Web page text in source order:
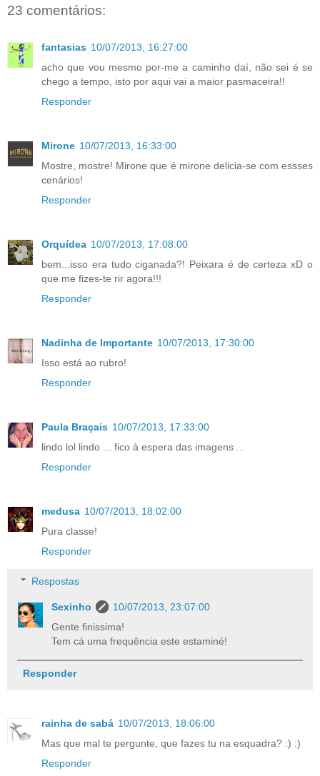
23 comentários:
fantasias 10/07/2013, 16:27:00
acho que vou mesmo por-me a caminho daí, não sei é se
chego a tempo, isto por aqui vai a maior pasmaceira!!
Responder
Mirone 10/07/2013, 16:33:00
Mostre, mostre! Mirone que é mirone delicia-se com essses
cenários!
Responder
Orquídea 10/07/2013, 17:08:00
bem...isso era tudo ciganada?! Peixara é de certeza xD o
que me fizes-te rir agora!!!
Responder
Nadinha de Importante 10/07/2013, 17:30:00
Isso está ao rubro!
Responder
Paula Braçais 10/07/2013, 17:33:00
lindo lol lindo ... fico à espera das imagens ...
Responder
medusa 10/07/2013, 18:02:00
Pura classe!
Responder
Respostas
Sexinho
10/07/2013, 23:07:00
Gente finissima!
Tem cá uma frequência este estaminé!
Responder
rainha de sabá 10/07/2013, 18:06:00
Mas que mal te pergunte, que fazes tu na esquadra? :) :)
Responder